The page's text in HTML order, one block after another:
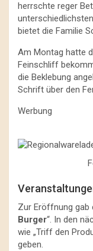
herrschte reger
bietet die Familie
Am Montag hatte
Feinschliff
die Beklebung
Schrift über den
Werbung
Zur Eröffnung gab
Burger“. In den
wie „Triff den
geben.